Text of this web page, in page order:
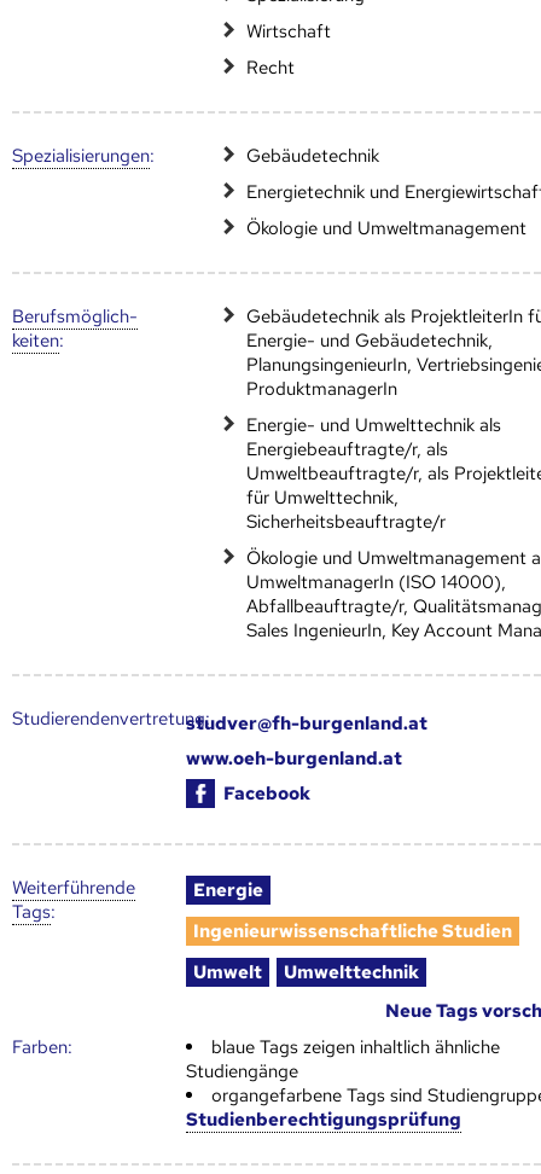
Wirtschaft
Recht
Speziali­sierungen:
Gebäudetechnik
Energietechnik und
Ökologie und Umweltmanagement
Berufs­möglich­
keiten:
Gebäudetechnik als ProjektleiterIn
Energie- und Gebäudetechnik,
PlanungsingenieurIn,
ProduktmanagerIn
Energie- und Umwelttechnik als
Energiebeauftragte/r, als
Umweltbeauftragte/r, als
für Umwelttechnik,
Sicherheitsbeauftragte/r
Ökologie und Umweltmanagement
UmweltmanagerIn (ISO 14000),
Abfallbeauftragte/r,
Sales IngenieurIn, Key Account
Studierendenvertretung:studver@fh-burgenland.at
www.oeh-burgenland.at
Facebook
Weiter­führende
Tags:
Energie
Ingenieurwissenschaftliche Studien
Umwelt
Umwelttechnik
Neue Tags
Farben:
blaue Tags zeigen inhaltlich ähnliche
Studiengänge
organgefarbene Tags sind
Studienberechtigungsprüfung